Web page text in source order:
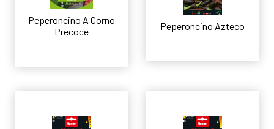
Peperoncino A Corno
Precoce
Peperoncino Azteco